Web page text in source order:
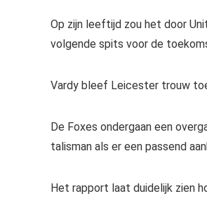
Op zijn leeftijd zou het door
volgende spits voor de
Vardy bleef Leicester trouw
De Foxes ondergaan een
talisman als er een passend
Het rapport laat duidelijk zien